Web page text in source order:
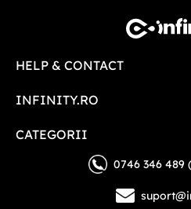
HELP & CONTACT
INFINITY.RO
CATEGORII
0746 346